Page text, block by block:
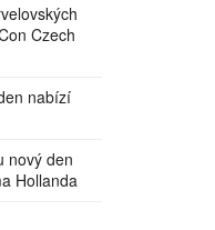
Czech
nabízí
nový den
Hollanda